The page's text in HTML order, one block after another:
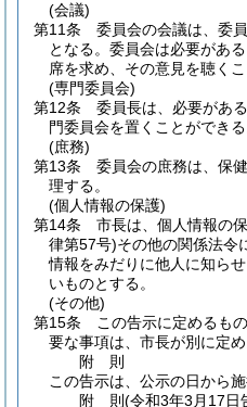
(会議)
第11条
委員会の会議は、委
となる。 委員会は必要があ
席を求め、その意見を聴くこ
(専門委員会)
第12条
委員長は、必要があ
門委員会を置くことができる
(庶務)
第13条
委員会の庶務は、保
理する。
(個人情報の保護)
第14条
市長は、個人情報の
律第57号)その他の関係法令
情報をみだりに他人に知ら
いものとする。
(その他)
第15条
この告示に定めるも
要な事項は、市長が別に定め
附 則
この告示は、公示の日から施
附 則(令和3年3月17日